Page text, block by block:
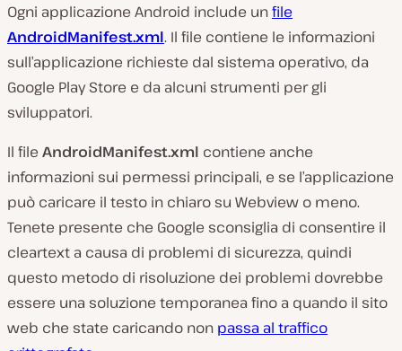
Ogni applicazione Android include unfile
AndroidManifest.xml. Il file contiene le informazioni
sull’applicazione richieste dal sistema operativo, da
Google Play Store e da alcuni strumenti per gli
sviluppatori.
Il file AndroidManifest.xml contiene anche
informazioni sui permessi principali, e se l’applicazione
può caricare il testo in chiaro su Webview o meno.
Tenete presente che Google sconsiglia di consentire il
cleartext a causa di problemi di sicurezza, quindi
questo metodo di risoluzione dei problemi dovrebbe
essere una soluzione temporanea fino a quando il sito
web che state caricando non passa al traffico